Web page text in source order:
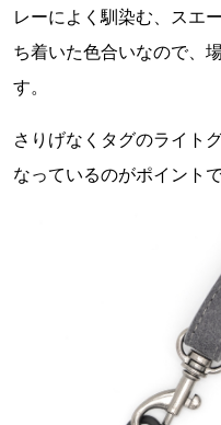
レーによく馴染む、スエ
ち着いた色合いなので、
す。
さりげなくタグのライト
なっているのがポイントで